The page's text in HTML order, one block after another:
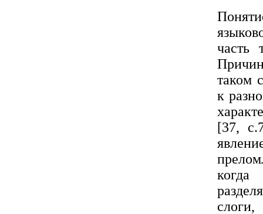
часть
таком
к
[37,